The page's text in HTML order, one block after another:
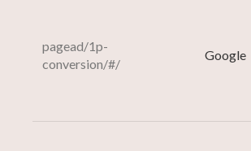
pagead/1p-
conversion/#/
Google